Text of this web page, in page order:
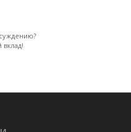
вклад!